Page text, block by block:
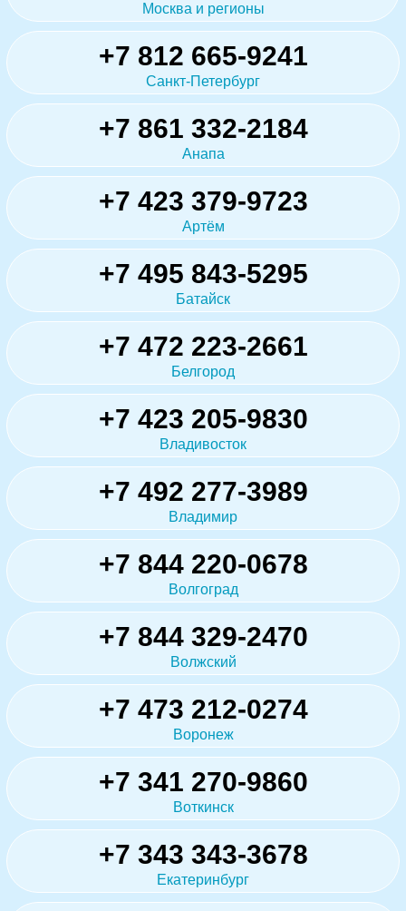
Москва и регионы
+7 812 665-9241
Санкт-Петербург
+7 861 332-2184
Анапа
+7 423 379-9723
Артём
+7 495 843-5295
Батайск
+7 472 223-2661
Белгород
+7 423 205-9830
Владивосток
+7 492 277-3989
Владимир
+7 844 220-0678
Волгоград
+7 844 329-2470
Волжский
+7 473 212-0274
Воронеж
+7 341 270-9860
Воткинск
+7 343 343-3678
Екатеринбург